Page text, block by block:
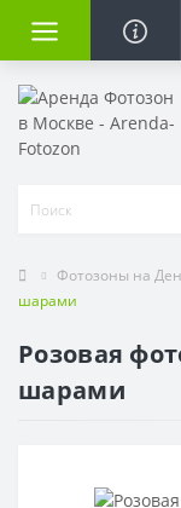
Фотозоны на
шарами
Розовая
шарами